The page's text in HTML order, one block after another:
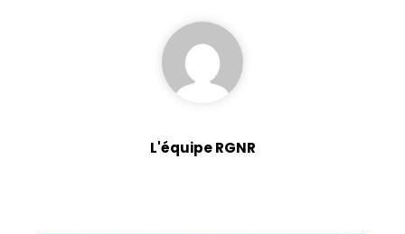
L'équipe RGNR
de votre visite.
Si vous refusez
ces cookies,
disparaîtront